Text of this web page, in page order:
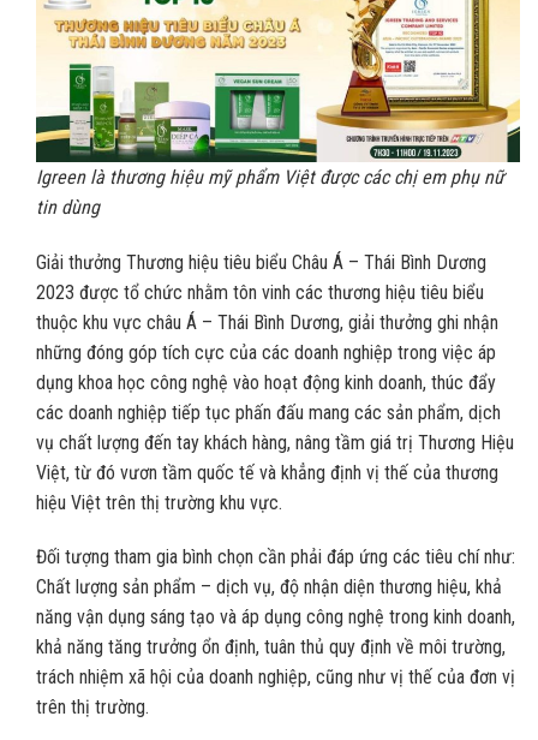
Igreen là thương hiệu mỹ phẩm Việt được các chị em phụ nữ
tin dùng
Giải thưởng Thương hiệu tiêu biểu Châu Á – Thái Bình Dương
2023 được tổ chức nhằm tôn vinh các thương hiệu tiêu biểu
thuộc khu vực châu Á – Thái Bình Dương, giải thưởng ghi nhận
những đóng góp tích cực của các doanh nghiệp trong việc áp
dụng khoa học công nghệ vào hoạt động kinh doanh, thúc đẩy
các doanh nghiệp tiếp tục phấn đấu mang các sản phẩm, dịch
vụ chất lượng đến tay khách hàng, nâng tầm giá trị Thương Hiệu
Việt, từ đó vươn tầm quốc tế và khẳng định vị thế của thương
hiệu Việt trên thị trường khu vực.
Đối tượng tham gia bình chọn cần phải đáp ứng các tiêu chí như:
Chất lượng sản phẩm – dịch vụ, độ nhận diện thương hiệu, khả
năng vận dụng sáng tạo và áp dụng công nghệ trong kinh doanh,
khả năng tăng trưởng ổn định, tuân thủ quy định về môi trường,
trách nhiệm xã hội của doanh nghiệp, cũng như vị thế của đơn vị
trên thị trường.